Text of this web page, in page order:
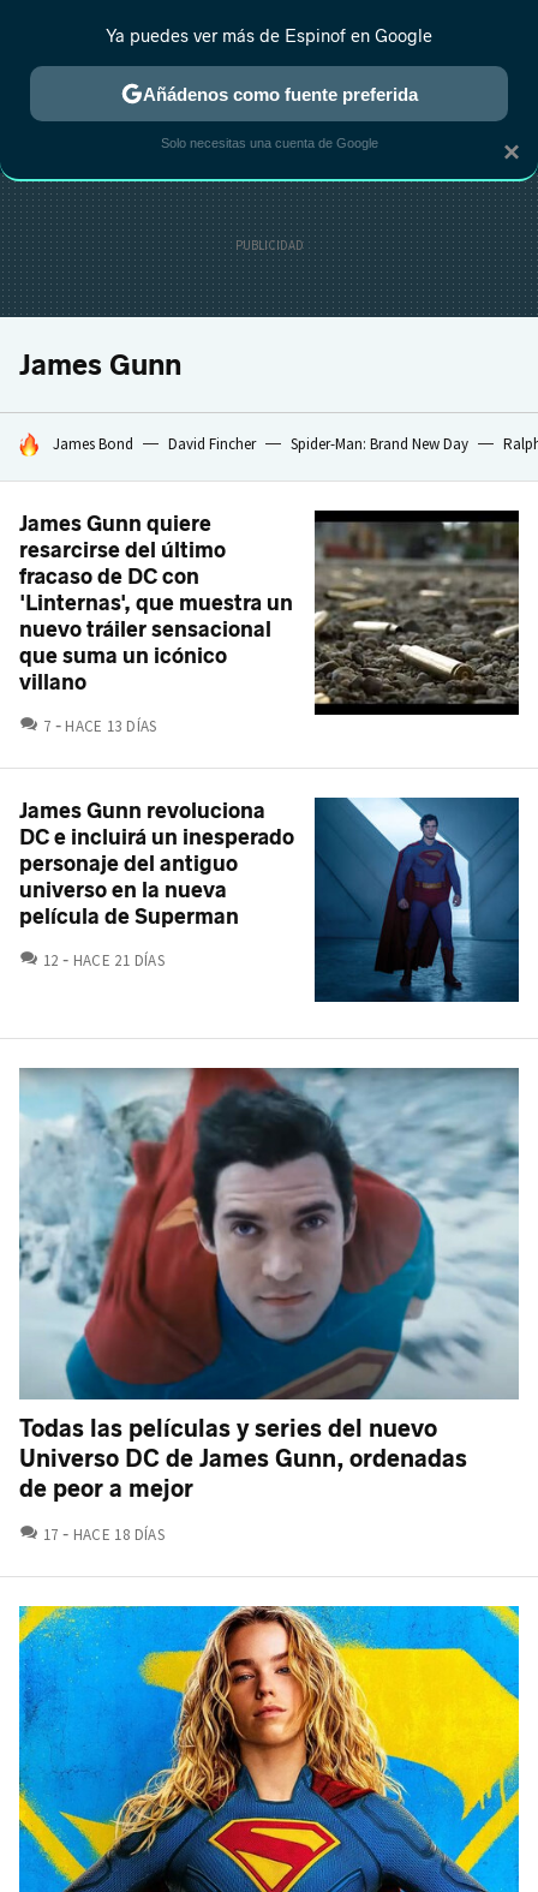
ESTRENOS REALITY ANIME RANKINGS CINE
James Gunn
HOY SE HABLA DE
James Bond David Fincher Spider-Man: Brand New Day
James Gunn quiere
resarcirse del último
fracaso de DC con
'Linternas', que muestra un
nuevo tráiler sensacional
que suma un icónico
villano
7 COMENTARIOS
HACE 13 DÍAS
James Gunn revoluciona
DC e incluirá un inesperado
personaje del antiguo
universo en la nueva
película de Superman
12 COMENTARIOS
HACE 21 DÍAS
Todas las películas y series del nuevo
Universo DC de James Gunn, ordenadas
de peor a mejor
17 COMENTARIOS
HACE 18 DÍAS
×
Ya puedes ver más de Espinof en Google
Añádenos como fuente preferida
Solo necesitas una cuenta de Google